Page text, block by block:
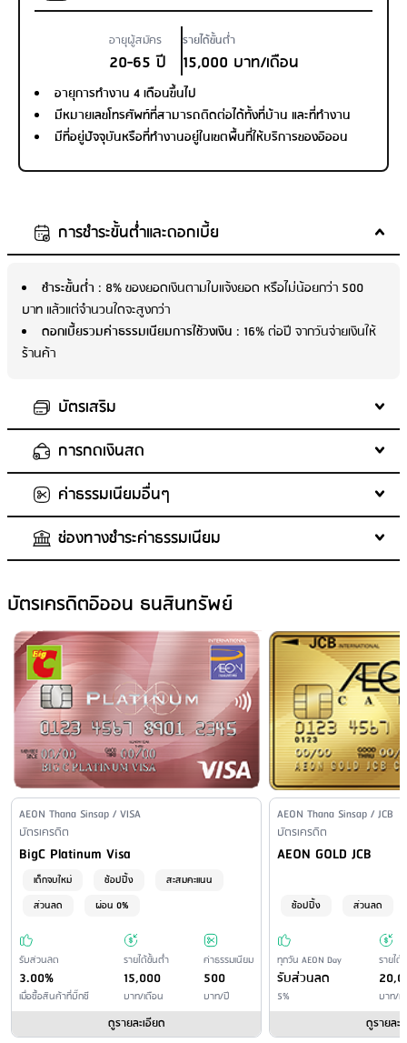
อายุผู้สมัคร
20-65 ปี
รายได้ขั้นต่ำ
15,000 บาท/เดือน
อายุการทำงาน 4 เดือนขึ้นไป
มีหมายเลขโทรศัพท์ที่สามารถติดต่อได้ทั้งที่บ้าน และที่ทำงาน
มีที่อยู่ปัจจุบันหรือที่ทำงานอยู่ในเขตพื้นที่ให้บริการของอิออน
การชำระขั้นต่ำและดอกเบี้ย
ชำระขั้นต่ำ : 8% ของยอดเงินตามใบแจ้งยอด หรือไม่น้อยกว่า 500
บาท แล้วแต่จำนวนใดจะสูงกว่า
ดอกเบี้ยรวมค่าธรรมเนียมการใช้วงเงิน : 16% ต่อปี จากวันจ่ายเงินให้
ร้านค้า
บัตรเสริม
อายุผู้สมัครบัตรเสริม
จำนวนบัตรเสริมสูงสุด: 5
ค่าธรรมเนียมแรกเข้า (บัตรเสริม)
ค่าธรรมเนียมปีแรก (บัตรเสริม): 0 บาท
ค่าธรรมเนียมปีต่อมา (บัตรเสริม): 0 บาท
การกดเงินสด
ค่าธรรมเนียมเบิกถอนเงินสด
เงื่อนไขการเบิกถอนเงินสด: ค่าธรรมเนียมการเบิกเงินสดล่วงหน้า 3
% ของจำนวนเงินสดที่เบิกถอน
ไม่เกิน 100% ของวงเงินเบิกถอนเงินสด และไม่เกิน 30,000 บาท/วัน
ค่าธรรมเนียมอื่นๆ
ค่าธรรมเนียมออกบัตรใหม่: 200.00 บาท
ค่าธรรมเนียมขอใบแจ้งยอดบัญชี: ไม่มีค่าธรรมเนียม
ค่าธรรมเนียมขอตรวจสอบรายการ: ไม่มีค่าธรรมเนียม
ค่าธรรมเนียมขอสำเนาใบบันทึกการขาย: ไม่มีค่าธรรมเนียม
ค่าปรับกรณีชำระเป็นเช็คและเช็คถูกคืน: ไม่มีค่าธรรมเนียม
ค่าติดตามทวงถามหนี้: 107 บาท/งวด
ค่าธรรมเนียมการชำระภาษีอากร และค่าธรรมเนียมให้หน่วยงาน
ราชการ: ไม่มีค่าธรรมเนียม
ช่องทางชำระค่าธรรมเนียม
ช่องทางชำระเงินที่ฟรีค่าธรรมเนียม : - หักบัญชีธนาคารอัตโนมัติ
(ธ.ทหารไทยธนชาต,ธนาคารกรุงไทย, ธนาคารกรุงเทพ, ธนาคารกรุง
ศรีอยุธยา, ธนาคารไทยพาณิชย์, ธนาคารกสิกรไทย, ธนาคารแห่งโตเกียว-
มิตซูบิชิ ยูเอฟเจ, ธนาคาร ซูมิโตโม มิตซุย แบงกิ้ง คอร์ปอเรชั่น -AEON
THAI MOBILE Application (PAYNOW)
ชำระผ่านระบบ Online: ชำระผ่าน Internet หรือ Mobile Banking ของ
ธนาคารต่างๆ ค่าธรรมเนียมตามที่ธนาคารกำหนด Internet - ธนาคารไทย
พาณิชย์ - ธนาคารกรุงศรีอยุธยา - ธนาคารกรุงเทพ - ธนาคารทหารไทย
ธนชาต - ธนาคารกสิกรไทย Mobile Banking - ธนาคารไทยพาณิชย์ -
ธนาคารกรุงศรีอยุธยา - ธนาคารกรุงเทพ - ธนาคารกรุงไทย - ธนาคาร
ทหารไทยธนชาต - ธนาคารกสิกรไทย - ธนาคารออมสิน - ธนาคารเพื่อ
การเกษตร
ชำระโดยหักบัญชีของผู้ให้บริการ
ชำระโดยหักบัญชีของผู้ให้บริการอื่น
อัตโนมัติ โดยไม่มีค่าธรรมเนียมผ่าน - ธนาคารกรุงศรีอยุธยา - ธนาคาร
ธนาคารทหารไทยธนชาต - ธนาคารซูมิโตโม มิตซุย แบงกิ้ง คอร์ปอเรชั่น -
ธนาคารแห่งโตเกียว-มิตซูบิชิ ยูเอฟเจ จำกัด สาขากรุงเทพฯ
ชำระที่สาขาของผู้ให้บริการ
: ไม่มีบริการ
ชำระที่สาขาของผู้ให้บริการอื่น: เขตกรุงเทพฯและปริมณฑล - ธนาคาร
กรุงไทย 15 บาท/รายการ - ธนาคารออมสิน 15 บาท/รายการ - ธนาคาร
บัตรเครดิตอิออน ธนสินทรัพย์
Issuer Name / Credit Card Type
AEON Thana Sinsap / VISA
Financial Product Type
บัตรเครดิต
Credit Card Name
BigC Platinum Visa
เด็กจบใหม่ ช้อปปิ้ง
สะสมคะแนน
ส่วนลด
ผ่อน 0%
รับส่วนลด
3.00%
เมื่อซื้อสินค้าที่บิ๊กซี
รายได้ขั้นต่ำ
15,000
บาท/เดือน
ค่าธรรมเนียม
500
บาท/ปี
ดูรายละเอียด
Issuer Name / Credit
AEON Thana Sinsap / JCB
Financial Product Type
บัตรเครดิต
Credit Card Name
AEON GOLD JCB
ช้อปปิ้ง ส่วนลด
ทุกวัน AEON Day
รับส่วนลด
5%
รายได้
บาท/เ
ดูรายละ